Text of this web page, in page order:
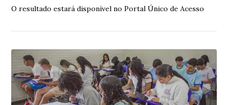
O resultado estará disponível no Portal Único de Acesso